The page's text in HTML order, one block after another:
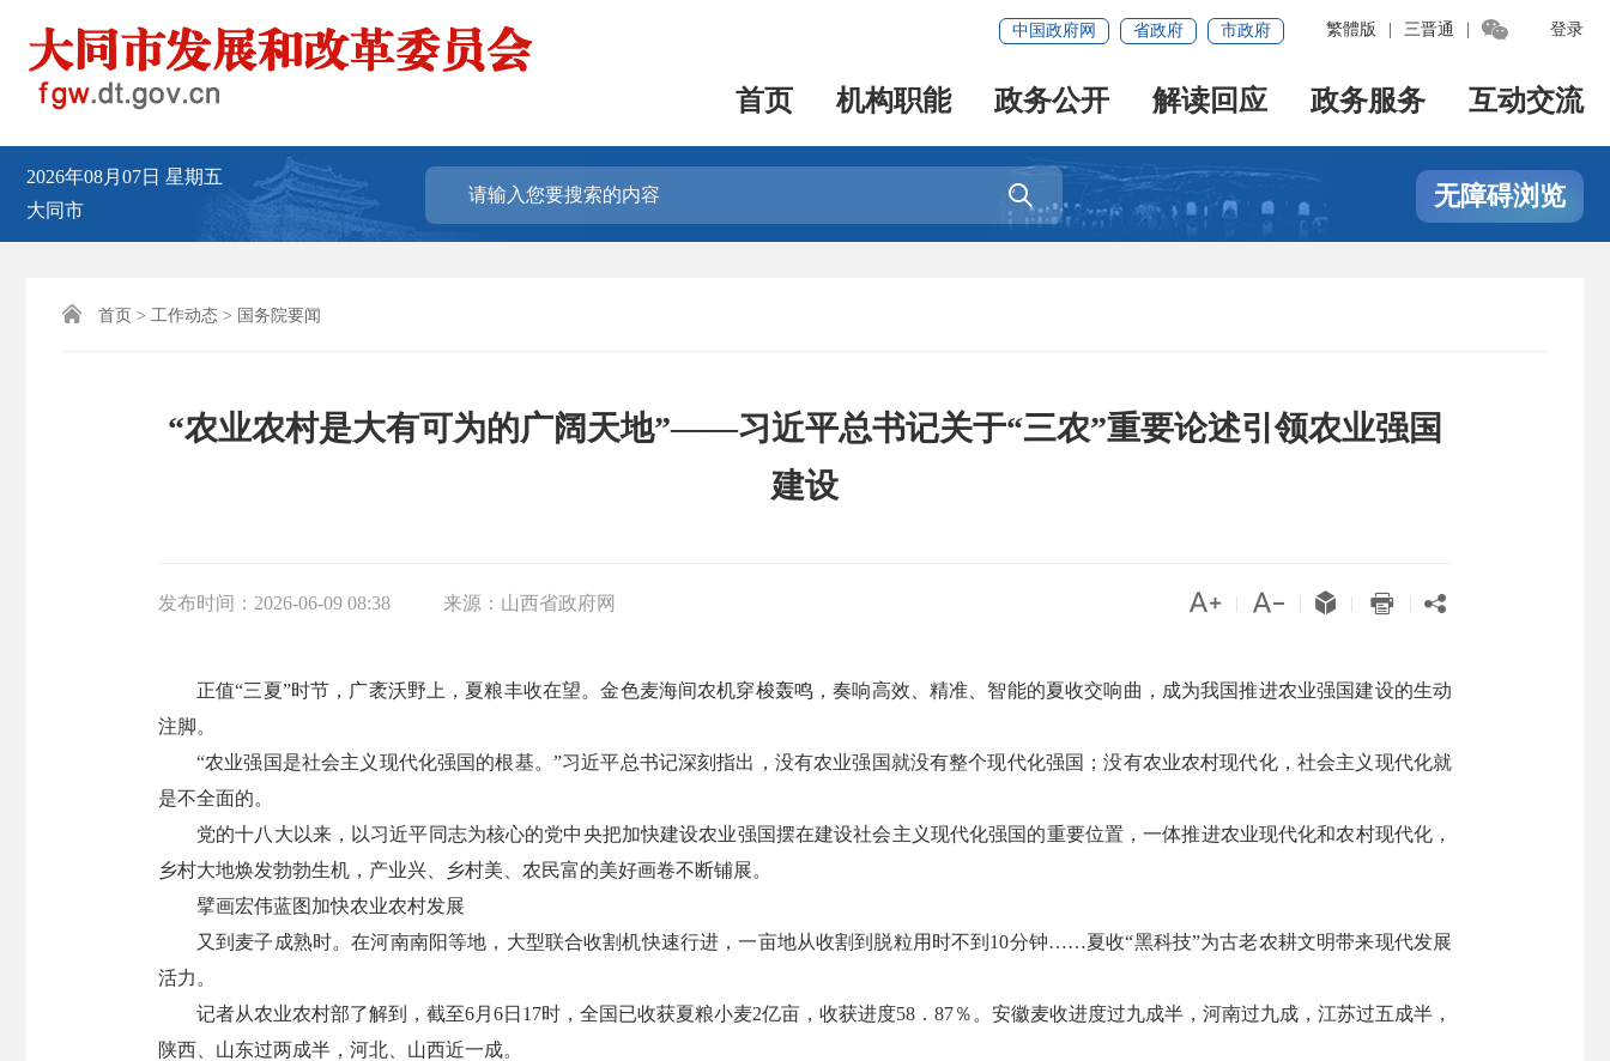
登录
繁體版 三晋通 
中国政府网 省政府 市政府
首页 机构职能 政务公开 解读回应 政务服务 互动交流
2026年08月07日 星期五
大同市
 无障碍浏览
 首页 > 工作动态 > 国务院要闻
“农业农村是大有可为的广阔天地”——习近平总书记关于“三农”重要论述引领农业强国
建设
发布时间： 2026-06-09 08:38 来源： 山西省政府网     
正值“三夏”时节，广袤沃野上，夏粮丰收在望。金色麦海间农机穿梭轰鸣，奏响高效、精准、智能的夏收交响曲，成为我国推进农业强国建设的生动
注脚。
“农业强国是社会主义现代化强国的根基。”习近平总书记深刻指出，没有农业强国就没有整个现代化强国；没有农业农村现代化，社会主义现代化就
是不全面的。
党的十八大以来，以习近平同志为核心的党中央把加快建设农业强国摆在建设社会主义现代化强国的重要位置，一体推进农业现代化和农村现代化，
乡村大地焕发勃勃生机，产业兴、乡村美、农民富的美好画卷不断铺展。
擘画宏伟蓝图加快农业农村发展
又到麦子成熟时。在河南南阳等地，大型联合收割机快速行进，一亩地从收割到脱粒用时不到10分钟……夏收“黑科技”为古老农耕文明带来现代发展
活力。
记者从农业农村部了解到，截至6月6日17时，全国已收获夏粮小麦2亿亩，收获进度58．87％。安徽麦收进度过九成半，河南过九成，江苏过五成半，
陕西、山东过两成半，河北、山西近一成。